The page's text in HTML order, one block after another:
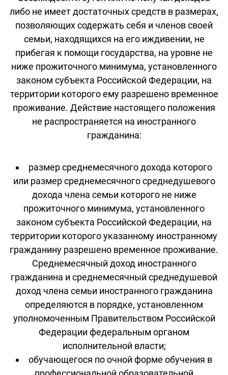
либо не имеет достаточных средств в размерах,
позволяющих содержать себя и членов своей
семьи, находящихся на его иждивении, не
прибегая к помощи государства, на уровне не
ниже прожиточного минимума, установленного
законом субъекта Российской Федерации, на
территории которого ему разрешено временное
проживание. Действие настоящего положения
не распространяется на иностранного
гражданина:
размер среднемесячного дохода которого
или размер среднемесячного среднедушевого
дохода члена семьи которого не ниже
прожиточного минимума, установленного
законом субъекта Российской Федерации, на
территории которого указанному иностранному
гражданину разрешено временное проживание.
Среднемесячный доход иностранного
гражданина и среднемесячный среднедушевой
доход члена семьи иностранного гражданина
определяются в порядке, установленном
уполномоченным Правительством Российской
Федерации федеральным органом
исполнительной власти;
обучающегося по очной форме обучения в